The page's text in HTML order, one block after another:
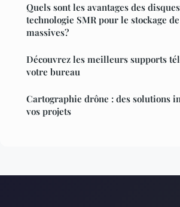
Quels sont les avantages des
technologie SMR pour le stockage
massives?
Découvrez les meilleurs supports
votre bureau
Cartographie drône : des solutions
vos projets